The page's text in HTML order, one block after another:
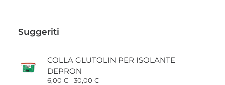
Suggeriti
COLLA GLUTOLIN PER ISOLANTE
DEPRON
6,00 €-30,00 €Fascia